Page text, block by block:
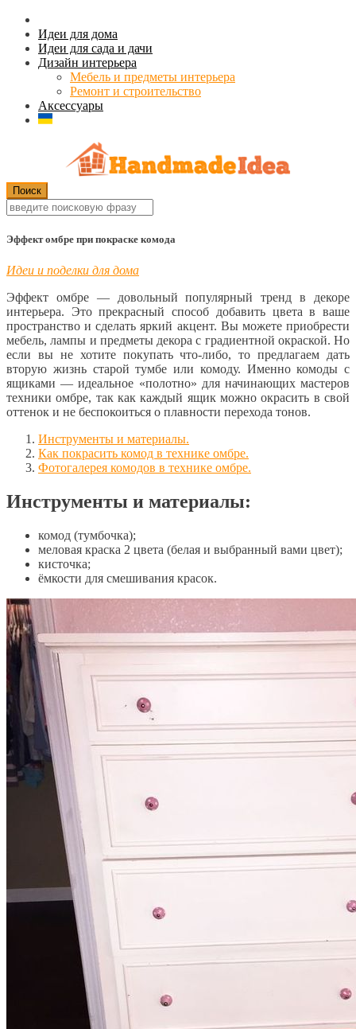
Идеи для дома
Идеи для сада и дачи
Дизайн интерьера
Мебель и предметы интерьера
Ремонт и строительство
Аксессуары
Эффект омбре при покраске комода
Идеи и поделки для дома
Эффект омбре — довольный популярный тренд в декоре
интерьера. Это прекрасный способ добавить цвета в ваше
пространство и сделать яркий акцент. Вы можете приобрести
мебель, лампы и предметы декора с градиентной окраской. Но
если вы не хотите покупать что-либо, то предлагаем дать
вторую жизнь старой тумбе или комоду. Именно комоды с
ящиками — идеальное «полотно» для начинающих мастеров
техники омбре, так как каждый ящик можно окрасить в свой
оттенок и не беспокоиться о плавности перехода тонов.
Инструменты и материалы.
Как покрасить комод в технике омбре.
Фотогалерея комодов в технике омбре.
Инструменты и материалы:
комод (тумбочка);
меловая краска 2 цвета (белая и выбранный вами цвет);
кисточка;
ёмкости для смешивания красок.